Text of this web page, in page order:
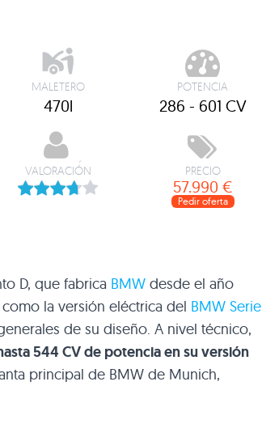
MALETERO
470l
POTENCIA
286 - 601 CV
VALORACIÓN PRECIO
57.990 €
Pedir oferta
D, que fabrica BMW desde el año
la versión eléctrica del BMW Serie
de su diseño. A nivel técnico,
544 CV de potencia en su versión
principal de BMW de Munich,